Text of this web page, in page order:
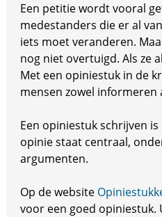
Een petitie wordt vooral
medestanders die er al
iets moet veranderen.
nog niet overtuigd. Als ze
Met een opiniestuk in de
mensen zowel informeren
Een opiniestuk schrijven
opinie staat centraal,
argumenten.
Op de website
voor een goed opiniestuk.